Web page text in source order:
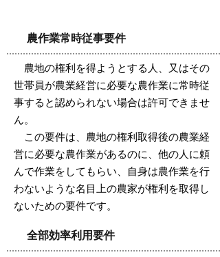
農作業常時従事要件
農地の権利を得ようとする人、又はその
世帯員が農業経営に必要な農作業に常時従
事すると認められない場合は許可できませ
ん。
この要件は、農地の権利取得後の農業経
営に必要な農作業があるのに、他の人に頼
んで作業をしてもらい、自身は農作業を行
わないような名目上の農家が権利を取得し
ないための要件です。
全部効率利用要件